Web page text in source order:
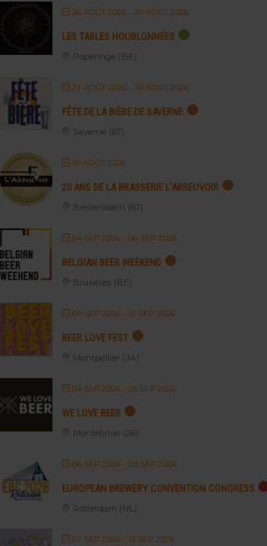
26 AOÛT 2026 - 30 AOÛT 2026
LES TABLES HOUBLONNÉES
Poperinge (BE)
27 AOÛT 2026 - 30 AOÛT 2026
FÊTE DE LA BIÈRE DE SAVERNE
Saverne (67)
30 AOÛT 2026
20 ANS DE LA BRASSERIE L’ABREUVOIR
Breitenbach (67)
04 SEP 2026 - 06 SEP 2026
BELGIAN BEER WEEKEND
Bruxelles (BE)
04 SEP 2026 - 12 SEP 2026
BEER LOVE FEST
Montpellier (34)
04 SEP 2026 - 05 SEP 2026
WE LOVE BEER
Montélimar (26)
06 SEP 2026 - 09 SEP 2026
EUROPEAN BREWERY CONVENTION CONGRESS
Rotterdam (NL)
07 SEP 2026 - 13 SEP 2026